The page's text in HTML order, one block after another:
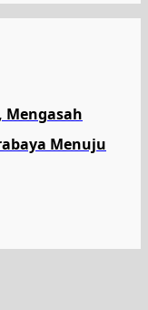
Mengasah
Menuju